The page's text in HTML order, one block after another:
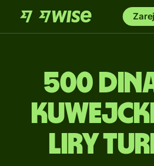
500
Liry